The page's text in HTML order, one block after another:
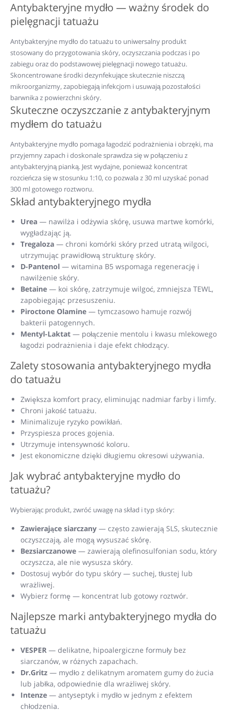
Antybakteryjne mydło — ważny środek do
pielęgnacji tatuażu
Antybakteryjne mydło do tatuażu to uniwersalny produkt
stosowany do przygotowania skóry, oczyszczania podczas i po
zabiegu oraz do podstawowej pielęgnacji nowego tatuażu.
Skoncentrowane środki dezynfekujące skutecznie niszczą
mikroorganizmy, zapobiegają infekcjom i usuwają pozostałości
barwnika z powierzchni skóry.
Skuteczne oczyszczanie z antybakteryjnym
mydłem do tatuażu
Antybakteryjne mydło pomaga łagodzić podrażnienia i obrzęki, ma
przyjemny zapach i doskonale sprawdza się w połączeniu z
antybakteryjną pianką. Jest wydajne, ponieważ koncentrat
rozcieńcza się w stosunku 1:10, co pozwala z 30 ml uzyskać ponad
300 ml gotowego roztworu.
Skład antybakteryjnego mydła
Urea — nawilża i odżywia skórę, usuwa martwe komórki,
wygładzając ją.
Tregaloza — chroni komórki skóry przed utratą wilgoci,
utrzymując prawidłową strukturę skóry.
D-Pantenol — witamina B5 wspomaga regenerację i
nawilżenie skóry.
Betaine — koi skórę, zatrzymuje wilgoć, zmniejsza TEWL,
zapobiegając przesuszeniu.
Piroctone Olamine — tymczasowo hamuje rozwój
bakterii patogennych.
Mentyl-Laktat — połączenie mentolu i kwasu mlekowego
łagodzi podrażnienia i daje efekt chłodzący.
Zalety stosowania antybakteryjnego mydła
do tatuażu
Zwiększa komfort pracy, eliminując nadmiar farby i limfy.
Chroni jakość tatuażu.
Minimalizuje ryzyko powikłań.
Przyspiesza proces gojenia.
Utrzymuje intensywność koloru.
Jest ekonomiczne dzięki długiemu okresowi używania.
Jak wybrać antybakteryjne mydło do
tatuażu?
Wybierając produkt, zwróć uwagę na skład i typ skóry:
Zawierające siarczany — często zawierają SLS, skutecznie
oczyszczają, ale mogą wysuszać skórę.
Bezsiarczanowe — zawierają olefinosulfonian sodu, który
oczyszcza, ale nie wysusza skóry.
Dostosuj wybór do typu skóry — suchej, tłustej lub
wrażliwej.
Wybierz formę — koncentrat lub gotowy roztwór.
Najlepsze marki antybakteryjnego mydła do
tatuażu
VESPER — delikatne, hipoalergiczne formuły bez
siarczanów, w różnych zapachach.
Dr.Gritz — mydło z delikatnym aromatem gumy do żucia
lub jabłka, odpowiednie dla wrażliwej skóry.
Intenze — antyseptyk i mydło w jednym z efektem
chłodzenia.